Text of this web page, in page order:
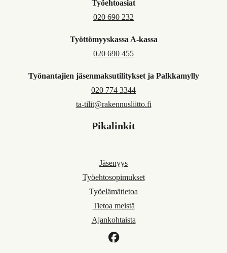
Työehtoasiat
020 690 232
Työttömyyskassa A-kassa
020 690 455
Työnantajien jäsenmaksutilitykset ja Palkkamylly
020 774 3344
ta-tilit@rakennusliitto.fi
Pikalinkit
Jäsenyys
Työehtosopimukset
Työelämätietoa
Tietoa meistä
Ajankohtaista